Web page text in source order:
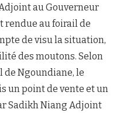
au Gouverneur
rendue au foirail de
de visu la situation,
des moutons. Selon
de Ngoundiane, le
un point de vente et un
Sadikh Niang Adjoint